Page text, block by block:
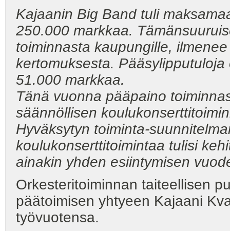
Kajaanin Big Band tuli
250.000 markkaa.
toiminnasta kaupungille,
kertomuksesta.
51.000 markkaa.
Tänä vuonna pääpaino
säännöllisen
Hyväksytyn toiminta-
koulukonserttitoimintaa tulisi
ainakin yhden esiintymisen
Orkesteritoiminnan taiteellisen
päätoimisen yhtyeen Kajaani
työvuotensa.